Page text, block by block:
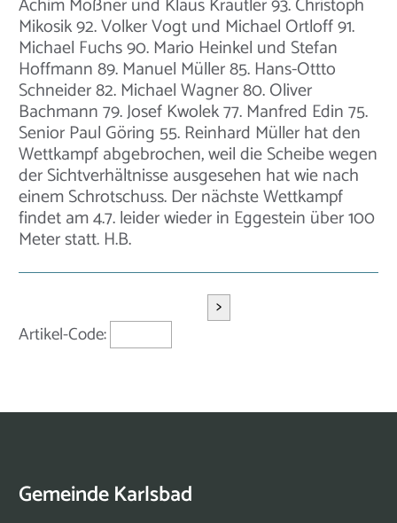
Mikosik 92. Volker Vogt und Michael Ortloff 91.
Michael Fuchs 90. Mario Heinkel und Stefan
Hoffmann 89. Manuel Müller 85. Hans-Ottto
Schneider 82. Michael Wagner 80. Oliver
Bachmann 79. Josef Kwolek 77. Manfred Edin 75.
Senior Paul Göring 55. Reinhard Müller hat den
Wettkampf abgebrochen, weil die Scheibe wegen
der Sichtverhältnisse ausgesehen hat wie nach
einem Schrotschuss. Der nächste Wettkampf
findet am 4.7. leider wieder in Eggestein über 100
Meter statt. H.B.
Artikel-Code:
>
Gemeinde Karlsbad